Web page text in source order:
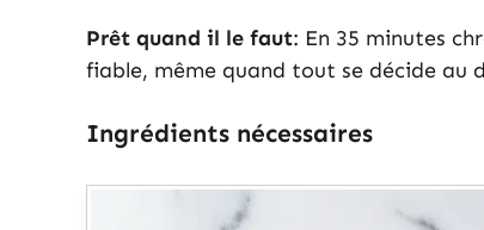
Prêt quand il le faut: En 35 minutes
fiable, même quand tout se décide au
Ingrédients nécessaires